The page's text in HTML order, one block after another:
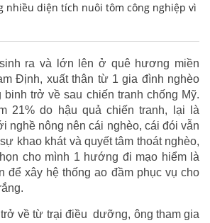
nhiều diện tích nuôi tôm công nghiệp vì
ra và lớn lên ở quê hương miền
Định, xuất thân từ 1 gia đình nghèo
trở về sau chiến tranh chống Mỹ.
21% do hậu quả chiến tranh, lại là
nghề nông nên cái nghèo, cái đói vẫn
khao khát và quyết tâm thoát nghèo,
cho mình 1 hướng đi mạo hiểm là
để xây hệ thống ao đầm phục vụ cho
về từ trại điều dưỡng, ông tham gia